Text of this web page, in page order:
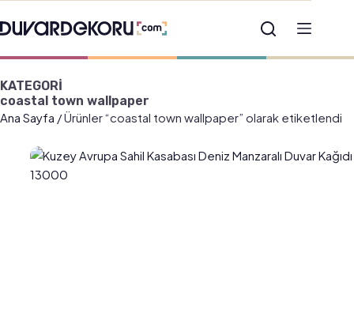
KATEGORİ
coastal town wallpaper
Ana Sayfa / Ürünler “coastal town wallpaper” olarak etiketlendi